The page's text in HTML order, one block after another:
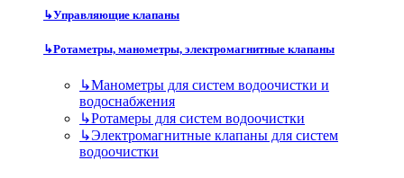
↳Управляющие клапаны
↳Ротаметры, манометры, электромагнитные клапаны
↳Манометры для систем водоочистки и
водоснабжения
↳Ротамеры для систем водоочистки
↳Электромагнитные клапаны для систем
водоочистки